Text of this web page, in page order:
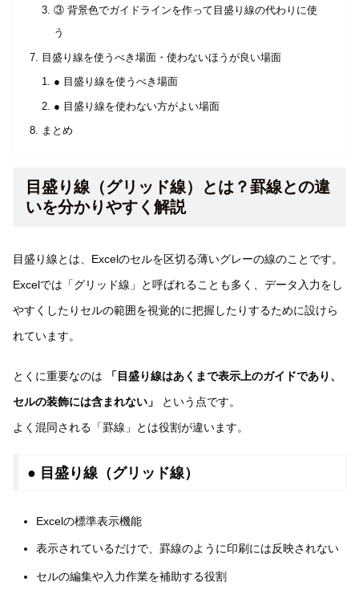
③ 背景色でガイドラインを作って目盛り線の代わりに使
う
目盛り線を使うべき場面・使わないほうが良い場面
● 目盛り線を使うべき場面
● 目盛り線を使わない方がよい場面
まとめ
目盛り線（グリッド線）とは？罫線との違
いを分かりやすく解説
目盛り線とは、Excelのセルを区切る薄いグレーの線のことです。
Excelでは「グリッド線」と呼ばれることも多く、データ入力をし
やすくしたりセルの範囲を視覚的に把握したりするために設けら
れています。
とくに重要なのは
「目盛り線はあくまで表示上のガイドであり、
セルの装飾には含まれない」
という点です。
よく混同される「罫線」とは役割が違います。
● 目盛り線（グリッド線）
Excelの標準表示機能
表示されているだけで、罫線のように印刷には反映されない
セルの編集や入力作業を補助する役割